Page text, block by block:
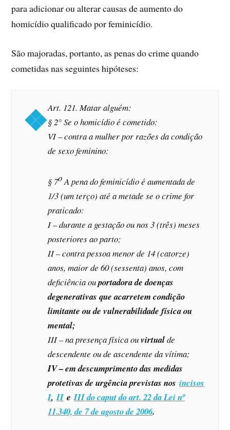
para adicionar ou alterar causas de aumento do
homicídio qualificado por feminicídio.
São majoradas, portanto, as penas do crime quando
cometidas nas seguintes hipóteses:
Art. 121. Matar alguém:
§ 2° Se o homicídio é cometido:
VI – contra a mulher por razões da condição
de sexo feminino:
§ 7oA pena do feminicídio é aumentada de
1/3 (um terço) até a metade se o crime for
praticado:
I – durante a gestação ou nos 3 (três) meses
posteriores ao parto;
II – contra pessoa menor de 14 (catorze)
anos, maior de 60 (sessenta) anos, com
deficiência ouportadora de doenças
degenerativas que acarretem condição
limitante ou de vulnerabilidade física ou
mental;
III – na presença física ouvirtualde
descendente ou de ascendente da vítima;
IV – em descumprimento das medidas
protetivas de urgência previstas nosincisos
I,II eIII do caput do art. 22 da Lei nº
11.340, de 7 de agosto de 2006.